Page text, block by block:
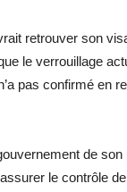
retrouver son
le verrouillage
pas confirmé en
de
le contrôle